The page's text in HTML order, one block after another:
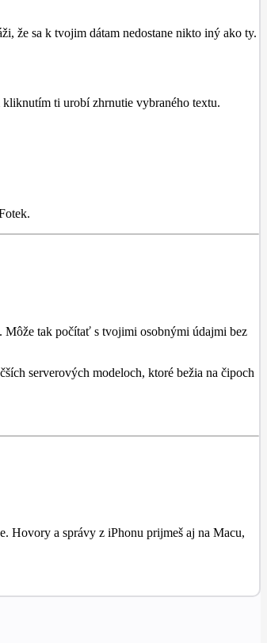
že sa k tvojim dátam nedostane nikto iný ako ty.
ti urobí zhrnutie vybraného textu.
Môže tak počítať s tvojimi osobnými údajmi bez
serverových modeloch, ktoré bežia na čipoch
Hovory a správy z iPhonu prijmeš aj na Macu,